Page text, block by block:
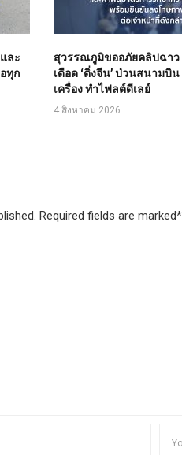
ละ
ทุก
สุวรรณภูมิขออภัยคลิปฉาว
เดือด ‘ติ่งจีน’ ป่วนสนามบิ
เครื่อง ทำไฟลต์ดีเลย์
4 สิงหาคม 2026
Required fields are marked*